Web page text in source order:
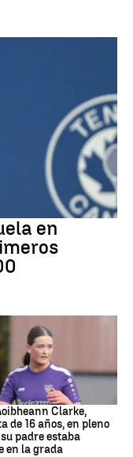
en
Clarke,
de 16 años, en pleno
padre estaba
en la grada